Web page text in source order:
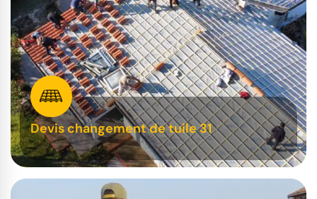
Devis changement de tuile 31